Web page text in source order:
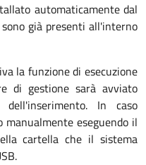
automaticamente dal
già presenti all'interno
la funzione di esecuzione
di gestione sarà avviato
In caso
eseguendo il
cartella che il sistema